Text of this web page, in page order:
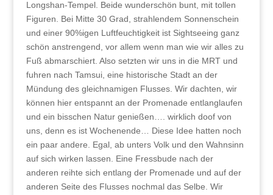
Longshan-Tempel. Beide wunderschön bunt, mit tollen
Figuren. Bei Mitte 30 Grad, strahlendem Sonnenschein
und einer 90%igen Luftfeuchtigkeit ist Sightseeing ganz
schön anstrengend, vor allem wenn man wie wir alles zu
Fuß abmarschiert. Also setzten wir uns in die MRT und
fuhren nach Tamsui, eine historische Stadt an der
Mündung des gleichnamigen Flusses. Wir dachten, wir
können hier entspannt an der Promenade entlanglaufen
und ein bisschen Natur genießen…. wirklich doof von
uns, denn es ist Wochenende… Diese Idee hatten noch
ein paar andere. Egal, ab unters Volk und den Wahnsinn
auf sich wirken lassen. Eine Fressbude nach der
anderen reihte sich entlang der Promenade und auf der
anderen Seite des Flusses nochmal das Selbe. Wir